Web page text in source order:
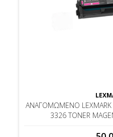
ΑΝΑΓΟΜΩΜΕΝΟ LEXMARK
3326 TONER